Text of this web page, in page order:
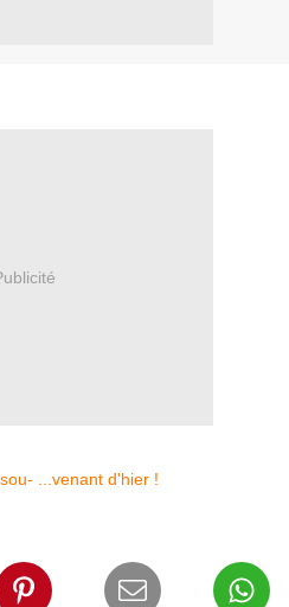
...venant d'hier !